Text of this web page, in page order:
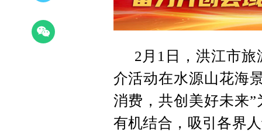
2月1日，洪江市
介活动在水源山花海
消费，共创美好未来
有机结合，吸引各界